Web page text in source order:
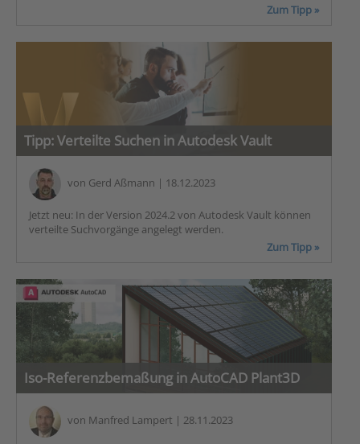
Zum Tipp »
Tipp: Verteilte Suchen in Autodesk Vault
von Gerd Aßmann | 18.12.2023
Jetzt neu: In der Version 2024.2 von Autodesk Vault können
verteilte Suchvorgänge angelegt werden.
Zum Tipp »
Iso-Referenzbemaßung in AutoCAD Plant3D
von Manfred Lampert | 28.11.2023